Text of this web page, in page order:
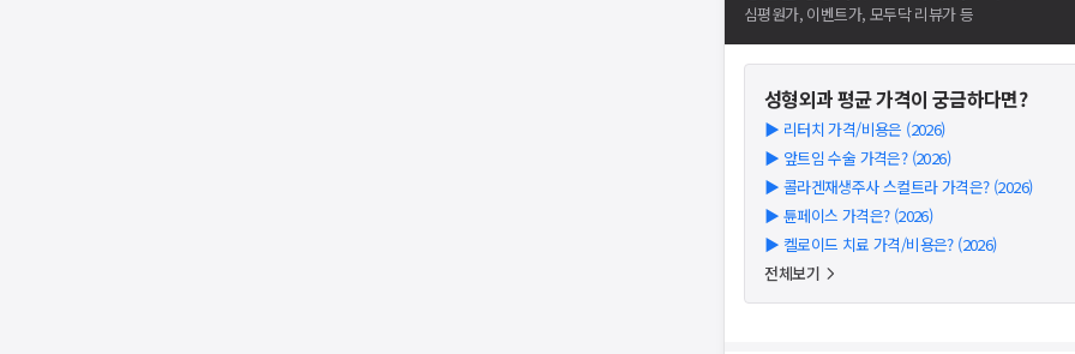
심평원가, 이벤트가, 모두닥 리뷰가 등
성형외과평균 가격이 궁금하다면?
▶ 리터치 가격/비용은 (2026)
▶ 앞트임 수술 가격은? (2026)
▶ 콜라겐재생주사 스컬트라 가격은? (2026)
▶ 튠페이스 가격은? (2026)
▶ 켈로이드 치료 가격/비용은? (2026)
전체보기